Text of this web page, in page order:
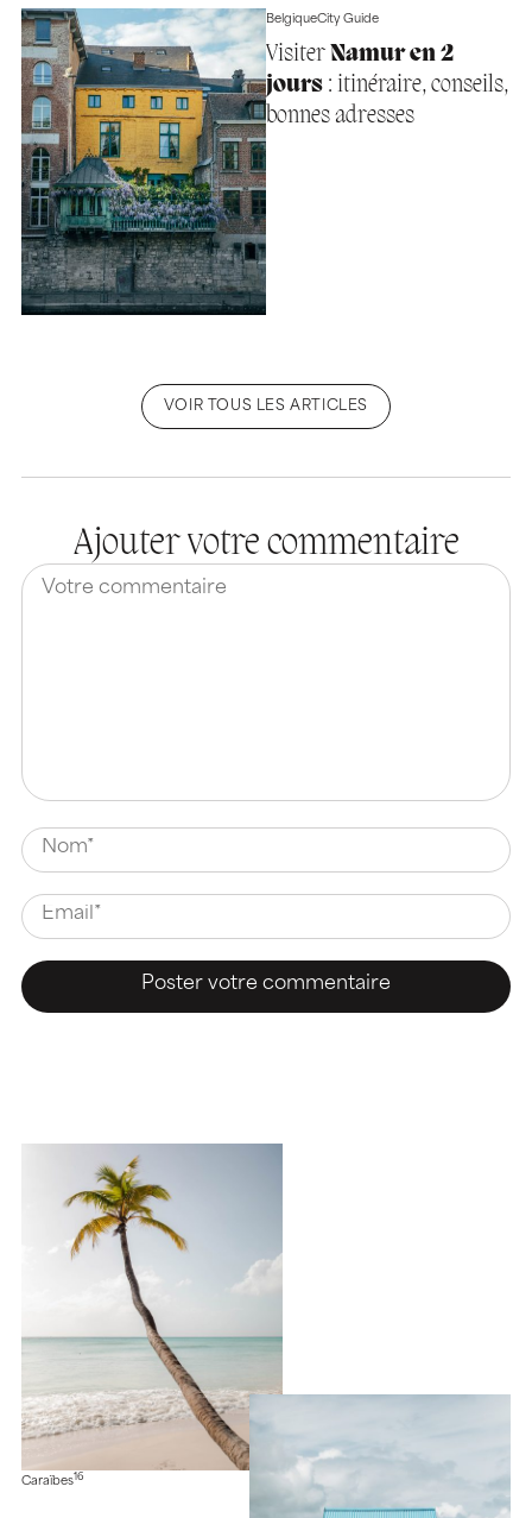
BelgiqueCity Guide
Visiter Namur en 2
jours: itinéraire, conseils,
bonnes adresses
VOIR TOUS LES ARTICLES
Ajouter votre commentaire
Caraïbes 16